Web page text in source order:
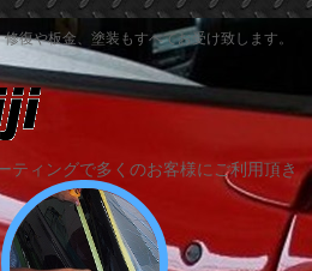
復や板金、塗装もすべてお受け致します。
ティングで多くのお客様にご利用頂き